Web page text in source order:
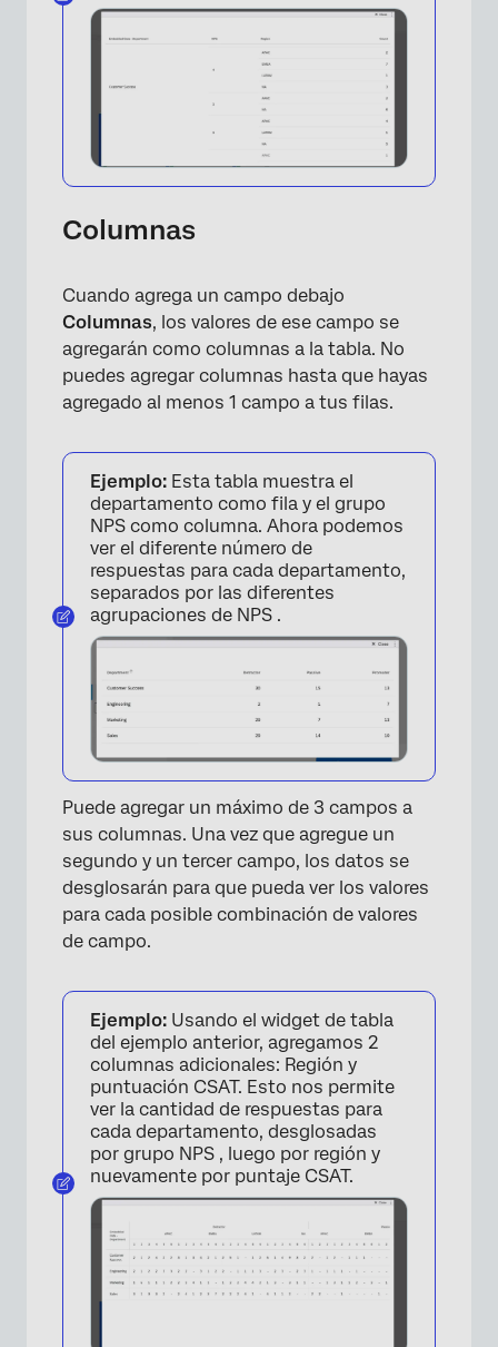
×
×
Columnas
Cuando agrega un campo debajo
Columnas, los valores de ese campo se
agregarán como columnas a la tabla. No
puedes agregar columnas hasta que hayas
agregado al menos 1 campo a tus filas.
Ejemplo: Esta tabla muestra el
departamento como fila y el grupo
NPS como columna. Ahora podemos
ver el diferente número de
respuestas para cada departamento,
separados por las diferentes
agrupaciones de NPS .
Puede agregar un máximo de 3 campos a
sus columnas. Una vez que agregue un
segundo y un tercer campo, los datos se
desglosarán para que pueda ver los valores
para cada posible combinación de valores
de campo.
Ejemplo: Usando el widget de tabla
del ejemplo anterior, agregamos 2
columnas adicionales: Región y
puntuación CSAT. Esto nos permite
ver la cantidad de respuestas para
cada departamento, desglosadas
por grupo NPS , luego por región y
nuevamente por puntaje CSAT.